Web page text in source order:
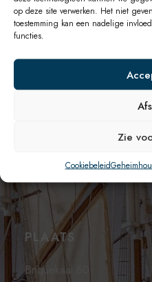
op deze site verwerken. Het niet
toestemming kan een nadelige
functies.
Zie
Cookiebeleid
LEGALE INFORMATIE
Voorzichtigheid
PLAATS
Briquekaai 60